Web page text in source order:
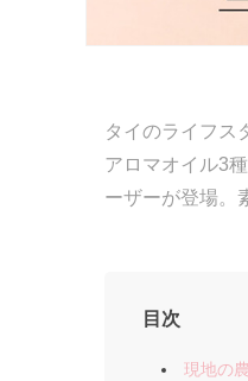
タイのライフス
アロマオイル3
ーザーが登場。
目次
現地の